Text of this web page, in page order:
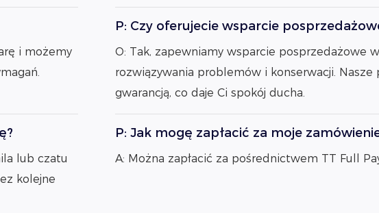
i możemy
P: Czy oferujecie wsparcie
O: Tak, zapewniamy wsparcie posprzedażowe
rozwiązywania problemów i konserwacji.
gwarancją, co daje Ci spokój ducha.
lub czatu
kolejne
P: Jak mogę zapłacić za moje
A: Można zapłacić za pośrednictwem TT Full